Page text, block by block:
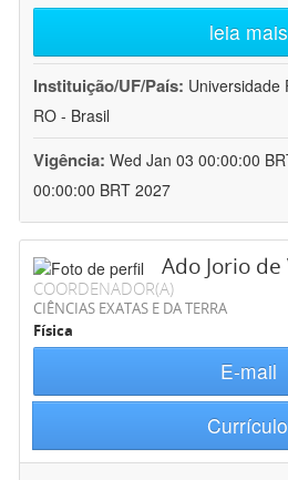
leia mais
Instituição/UF/País: Universidade
RO - Brasil
Vigência: Wed Jan 03 00:00:00
00:00:00 BRT 2027
Ado Jorio
COORDENADOR(A)
CIÊNCIAS EXATAS E DA TERRA
Física
E-mail
Currículo